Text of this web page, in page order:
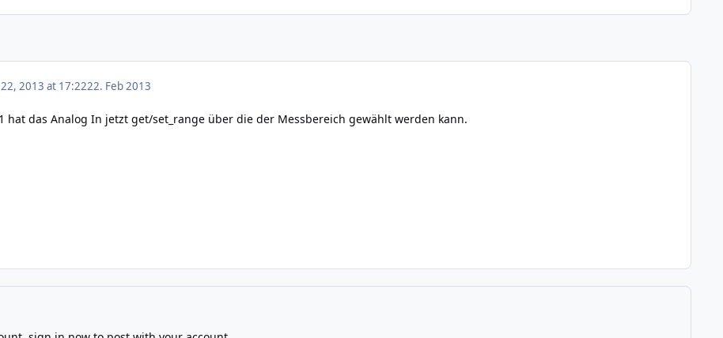
2013 at 17:2222. Feb 2013
hat das Analog In jetzt get/set_range über die der Messbereich gewählt werden kann.